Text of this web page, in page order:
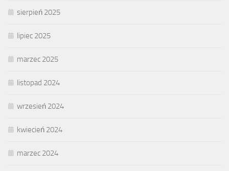
sierpień 2025
lipiec 2025
marzec 2025
listopad 2024
wrzesień 2024
kwiecień 2024
marzec 2024